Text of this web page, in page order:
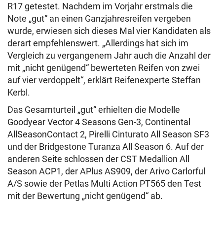
R17 getestet. Nachdem im Vorjahr erstmals die
Note „gut“ an einen Ganzjahresreifen vergeben
wurde, erwiesen sich dieses Mal vier Kandidaten als
derart empfehlenswert. „Allerdings hat sich im
Vergleich zu vergangenem Jahr auch die Anzahl der
mit „nicht genügend“ bewerteten Reifen von zwei
auf vier verdoppelt“, erklärt Reifenexperte Steffan
Kerbl.
Das Gesamturteil „gut“ erhielten die Modelle
Goodyear Vector 4 Seasons Gen-3, Continental
AllSeasonContact 2, Pirelli Cinturato All Season SF3
und der Bridgestone Turanza All Season 6. Auf der
anderen Seite schlossen der CST Medallion All
Season ACP1, der APlus AS909, der Arivo Carlorful
A/S sowie der Petlas Multi Action PT565 den Test
mit der Bewertung „nicht genügend“ ab.